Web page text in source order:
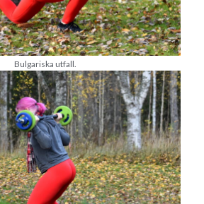
27 28 29
30
« sep nov »
Bulgariska utfall.